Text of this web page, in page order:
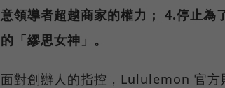
意領導者超越商家的權力； 4.停止為
的「繆思女神」。
面對創辦人的指控，Lululemon 官方